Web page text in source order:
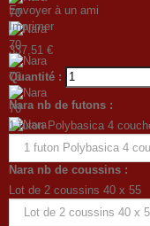
Envoyer à un ami
Imprimer
337,51 €
Quantité :
Nara nb de futons :
1 futon Polybasica 4
Nara nb de coussins :
Lot de 2 coussins 40 x 55